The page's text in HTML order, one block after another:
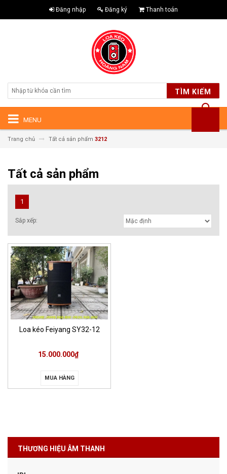
Đăng nhập Đăng ký Thanh toán
TÌM KIẾM
MENU
Trang chủ Tất cả sản phẩm 3212
Tất cả sản phẩm
Sắp xếp:
1
Loa kéo Feiyang SY32-12
15.000.000₫
MUA HÀNG
THƯƠNG HIỆU ÂM THANH